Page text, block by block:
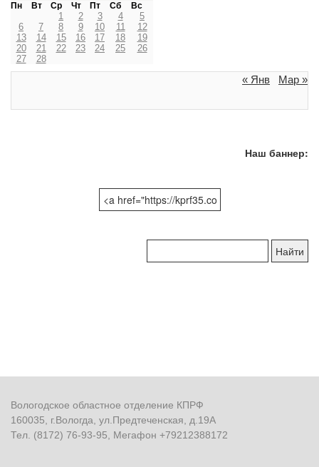
Пн Вт Ср Чт Пт Сб Вс
1 2 3 4
5
6
7 8 9 10 11
12
13
14 15 16 17 18
19
20
21 22 23 24 25
26
27
28
« Янв Мар »
Наш баннер:
по
Вологодское областное отделение КПРФ
160035, г.Вологда, ул.Предтеченская, д.19А
Тел. (8172) 76-93-95, Мегафон +79212388172